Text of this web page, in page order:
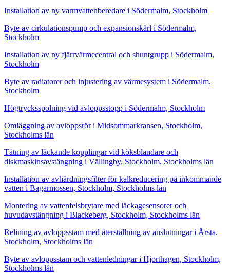
Installation av ny varmvattenberedare i Södermalm, Stockholm
Byte av cirkulationspump och expansionskärl i Södermalm,
Stockholm
Installation av ny fjärrvärmecentral och shuntgrupp i Södermalm,
Stockholm
Byte av radiatorer och injustering av värmesystem i Södermalm,
Stockholm
Högtrycksspolning vid avloppsstopp i Södermalm, Stockholm
Omläggning av avloppsrör i Midsommarkransen, Stockholm,
Stockholms län
Tätning av läckande kopplingar vid köksblandare och
diskmaskinsavstängning i Vällingby, Stockholm, Stockholms län
Installation av avhärdningsfilter för kalkreducering på inkommande
vatten i Bagarmossen, Stockholm, Stockholms län
Montering av vattenfelsbrytare med läckagesensorer och
huvudavstängning i Blackeberg, Stockholm, Stockholms län
Relining av avloppsstam med återställning av anslutningar i Årsta,
Stockholm, Stockholms län
Byte av avloppsstam och vattenledningar i Hjorthagen, Stockholm,
Stockholms län